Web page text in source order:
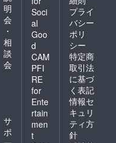
明
会
・
相
談
会
サ
ポ
Soci
al
Goo
d
CAM
PFI
RE
for
Ente
rtain
men
t
プライ
バシー
ポリ
シー
特定商
取引法
に基づ
く表記
情報セ
キュリ
ティ方
針